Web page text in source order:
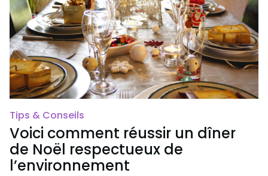
Tips & Conseils
Voici comment réussir un dîner
de Noël respectueux de
l’environnement